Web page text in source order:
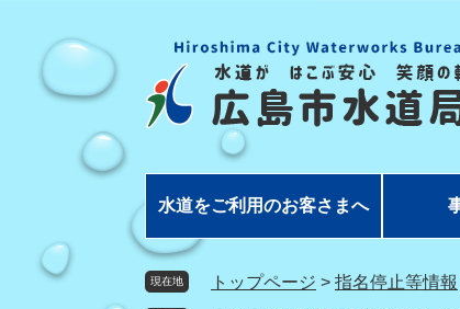
水道をご利用のお客さまへ
現在地 トップページ > 指名停止等情報